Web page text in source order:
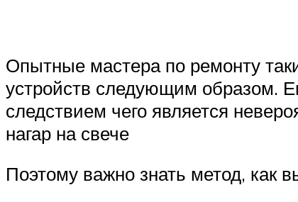
Опытные мастера по ремонту
устройств следующим образом.
следствием чего является
нагар на свече
Поэтому важно знать метод, как